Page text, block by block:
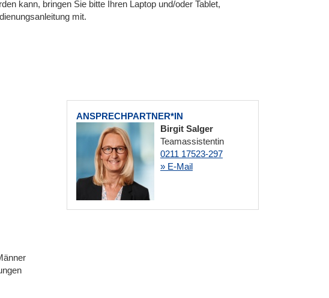
kann, bringen Sie bitte Ihren Laptop und/oder Tablet,
mit.
ANSPRECHPARTNER*IN
Birgit Salger
Teamassistentin
0211 17523-297
» E-Mail